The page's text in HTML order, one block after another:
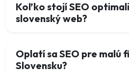
Koľko stojí SEO
slovenský web?
Oplatí sa SEO pre malú
Slovensku?